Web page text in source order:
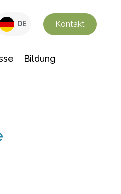
DE Kontakt
Bildung